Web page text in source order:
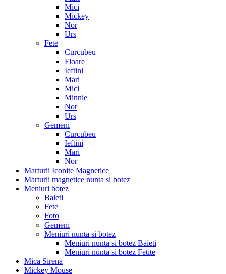
Mici
Mickey
Nor
Urs
Fete
Curcubeu
Floare
Ieftini
Mari
Mici
Minnie
Nor
Urs
Gemeni
Curcubeu
Ieftini
Mari
Nor
Marturii Iconite Magnetice
Marturii magnetice nunta si botez
Meniuri botez
Baieti
Fete
Foto
Gemeni
Meniuri nunta si botez
Meniuri nunta si botez Baieti
Meniuri nunta si botez Fetite
Mica Sirena
Mickey Mouse